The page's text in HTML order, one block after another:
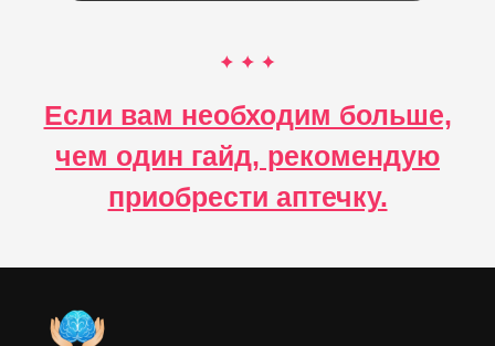
Если вам необходим больше,
чем один гайд, рекомендую
приобрести аптечку.